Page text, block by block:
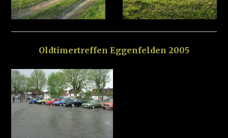
Oldtimertreffen Eggenfelden 2005